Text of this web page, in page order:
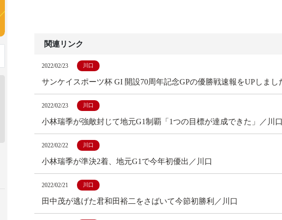
関連リンク
2022/02/23 川口
サンケイスポーツ杯 GI 開設70周年記念GPの優勝戦速報をUPしまし
2022/02/23 川口
小林瑞季が強敵封じて地元G1制覇「1つの目標が達成できた」／川
2022/02/22 川口
小林瑞季が準決2着、地元G1で今年初優出／川口
2022/02/21 川口
田中茂が逃げた君和田裕二をさばいて今節初勝利／川口